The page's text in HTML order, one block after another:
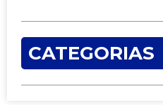
CATEGORIAS